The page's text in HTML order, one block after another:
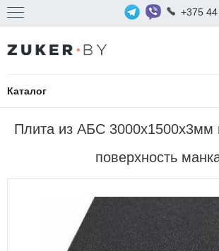
+375
Каталог
Плита из АБС 3000х1500х3мм
поверхность